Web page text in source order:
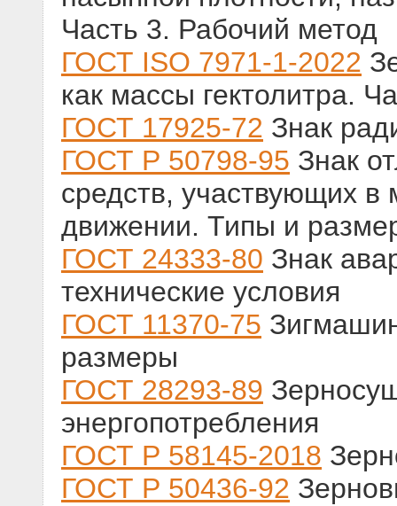
Часть 3. Рабочий метод
ГОСТ ISO 7971-1-2022
как массы гектолитра.
ГОСТ 17925-72 Знак
ГОСТ Р 50798-95 Знак
средств, участвующих
движении. Типы и
ГОСТ 24333-80 Знак
технические условия
ГОСТ 11370-75
размеры
ГОСТ 28293-89
энергопотребления
ГОСТ Р 58145-2018
ГОСТ Р 50436-92